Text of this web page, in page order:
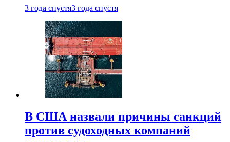
3 года спустя3 года спустя
В США назвали причины санкций
против судоходных компаний